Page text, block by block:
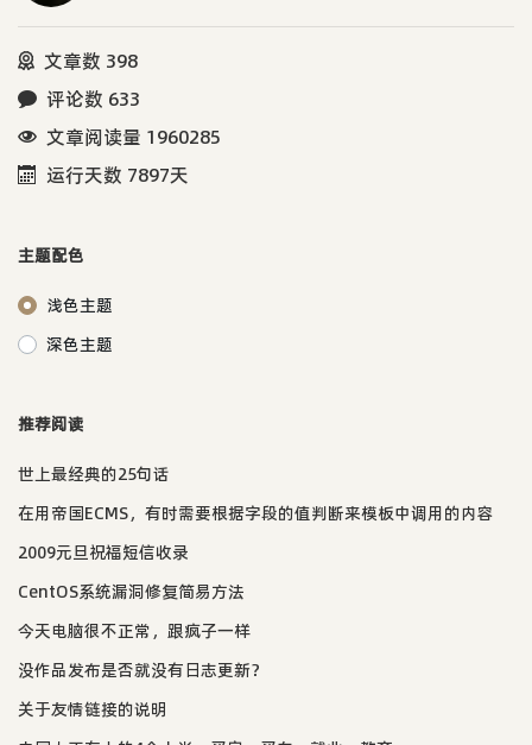
文章数 398
评论数 633
文章阅读量 1960285
运行天数 7897天
主题配色
浅色主题
深色主题
推荐阅读
世上最经典的25句话
在用帝国ECMS，有时需要根据字段的值判断来模板中调用的内容
2009元旦祝福短信收录
CentOS系统漏洞修复简易方法
今天电脑很不正常，跟疯子一样
没作品发布是否就没有日志更新？
关于友情链接的说明